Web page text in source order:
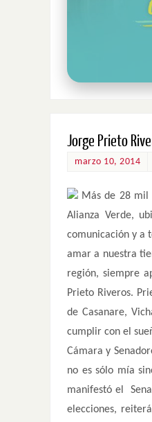
Jorge Prieto
marzo 10, 2014
Más de 28 mil
Alianza Verde,
comunicación y a
amar a nuestra
región, siempre
Prieto Riveros.
de Casanare,
cumplir con el
Cámara y
no es sólo mía
manifestó el
elecciones,